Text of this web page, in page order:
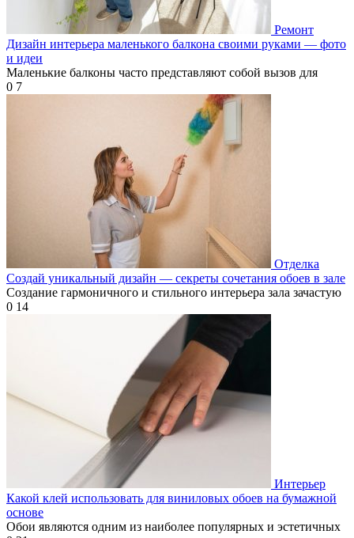
Ремонт
Дизайн интерьера маленького балкона своими руками — фото
и идеи
Маленькие балконы часто представляют собой вызов для
0 7
Отделка
Создай уникальный дизайн — секреты сочетания обоев в зале
Создание гармоничного и стильного интерьера зала зачастую
0 14
Интерьер
Какой клей использовать для виниловых обоев на бумажной
основе
Обои являются одним из наиболее популярных и эстетичных